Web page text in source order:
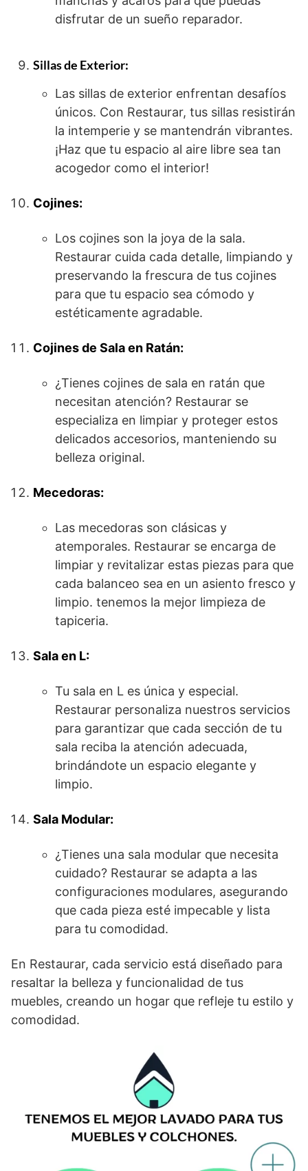
disfrutar de un sueño reparador.
Sillas de Exterior:
Las sillas de exterior enfrentan desafíos
únicos. Con Restaurar, tus sillas resistirán
la intemperie y se mantendrán vibrantes.
¡Haz que tu espacio al aire libre sea tan
acogedor como el interior!
Cojines:
Los cojines son la joya de la sala.
Restaurar cuida cada detalle, limpiando y
preservando la frescura de tus cojines
para que tu espacio sea cómodo y
estéticamente agradable.
Cojines de Sala en Ratán:
¿Tienes cojines de sala en ratán que
necesitan atención? Restaurar se
especializa en limpiar y proteger estos
delicados accesorios, manteniendo su
belleza original.
Mecedoras:
Las mecedoras son clásicas y
atemporales. Restaurar se encarga de
limpiar y revitalizar estas piezas para que
cada balanceo sea en un asiento fresco y
limpio. tenemos la mejor limpieza de
tapiceria.
Sala en L:
Tu sala en L es única y especial.
Restaurar personaliza nuestros servicios
para garantizar que cada sección de tu
sala reciba la atención adecuada,
brindándote un espacio elegante y
limpio.
Sala Modular:
¿Tienes una sala modular que necesita
cuidado? Restaurar se adapta a las
configuraciones modulares, asegurando
que cada pieza esté impecable y lista
para tu comodidad.
En Restaurar, cada servicio está diseñado para
resaltar la belleza y funcionalidad de tus
muebles, creando un hogar que refleje tu estilo y
comodidad.